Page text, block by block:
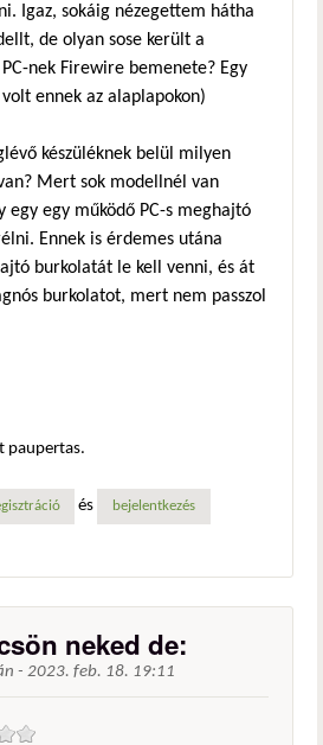
Igaz, sokáig nézegettem hátha
de olyan sose került a
nek Firewire bemenete? Egy
ennek az alaplapokon)
készüléknek belül milyen
Mert sok modellnél van
egy egy működő PC-s meghajtó
Ennek is érdemes utána
burkolatát le kell venni, és át
burkolatot, mert nem passzol
paupertas.
és bejelentkezés
neked de:
- 2023. feb. 18. 19:11